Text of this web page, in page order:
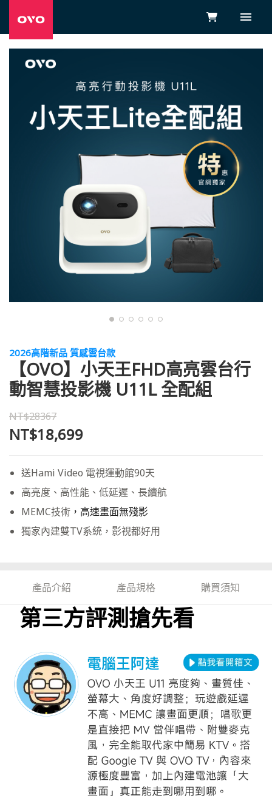
2026高階新品 質感雲台款
【OVO】小天王FHD高亮雲台行
動智慧投影機 U11L 全配組
NT$28367
NT$18,699
送Hami Video 電視運動館90天
高亮度、高性能、低延遲、長續航
MEMC技術 ，高速畫面無殘影
獨家內建雙TV系統，影視都好用
產品介紹 產品規格 購買須知
第三方評測搶先看